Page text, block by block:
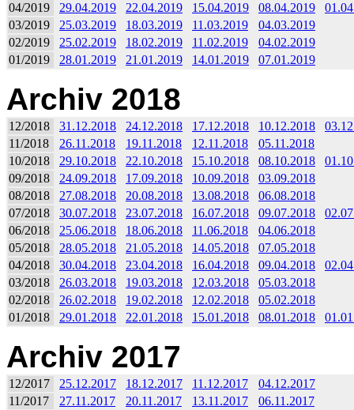
04/2019
29.04.2019 22.04.2019 15.04.2019 08.04.2019
03/2019
25.03.2019 18.03.2019 11.03.2019
04.03.2019
02/2019
25.02.2019 18.02.2019 11.02.2019
04.02.2019
01/2019
28.01.2019 21.01.2019 14.01.2019 07.01.2019
Archiv 2018
12/2018 31.12.2018 24.12.2018 17.12.2018 10.12.2018
11/2018
26.11.2018 19.11.2018 12.11.2018
05.11.2018
10/2018
29.10.2018 22.10.2018 15.10.2018 08.10.2018
09/2018
24.09.2018 17.09.2018 10.09.2018
03.09.2018
08/2018
27.08.2018 20.08.2018 13.08.2018
06.08.2018
07/2018
30.07.2018 23.07.2018 16.07.2018 09.07.2018
06/2018
25.06.2018 18.06.2018 11.06.2018
04.06.2018
05/2018
28.05.2018 21.05.2018 14.05.2018
07.05.2018
04/2018
30.04.2018 23.04.2018 16.04.2018 09.04.2018
03/2018
26.03.2018 19.03.2018 12.03.2018
05.03.2018
02/2018
26.02.2018 19.02.2018 12.02.2018
05.02.2018
01/2018
29.01.2018 22.01.2018 15.01.2018 08.01.2018
Archiv 2017
12/2017 25.12.2017 18.12.2017 11.12.2017
04.12.2017
11/2017
27.11.2017 20.11.2017 13.11.2017
06.11.2017